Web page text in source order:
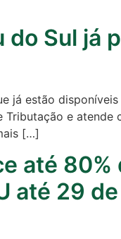
do Sul já
já estão
Tributação e
[…]
até
até 29